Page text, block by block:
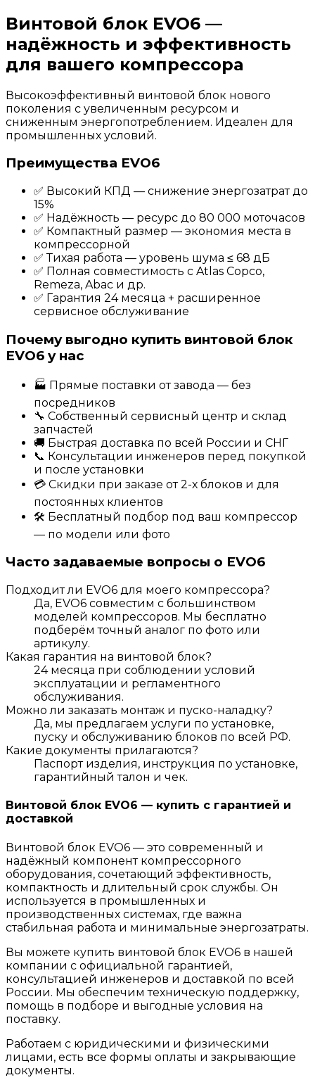
Винтовой блок EVO6 —
надёжность и эффективность
для вашего компрессора
Высокоэффективный винтовой блок нового
поколения с увеличенным ресурсом и
сниженным энергопотреблением. Идеален для
промышленных условий.
Преимущества EVO6
✅ Высокий КПД — снижение энергозатрат до
15%
✅ Надёжность — ресурс до 80 000 моточасов
✅ Компактный размер — экономия места в
компрессорной
✅ Тихая работа — уровень шума ≤ 68 дБ
✅ Полная совместимость с Atlas Copco,
Remeza, Abac и др.
✅ Гарантия 24 месяца + расширенное
сервисное обслуживание
Почему выгодно купить винтовой блок
EVO6 у нас
🏭 Прямые поставки от завода — без
посредников
🔧 Собственный сервисный центр и склад
запчастей
🚚 Быстрая доставка по всей России и СНГ
📞 Консультации инженеров перед покупкой
и после установки
💳 Скидки при заказе от 2-х блоков и для
постоянных клиентов
🛠️ Бесплатный подбор под ваш компрессор
— по модели или фото
Часто задаваемые вопросы о EVO6
Подходит ли EVO6 для моего компрессора?
Да, EVO6 совместим с большинством
моделей компрессоров. Мы бесплатно
подберём точный аналог по фото или
артикулу.
Какая гарантия на винтовой блок?
24 месяца при соблюдении условий
эксплуатации и регламентного
обслуживания.
Можно ли заказать монтаж и пуско-наладку?
Да, мы предлагаем услуги по установке,
пуску и обслуживанию блоков по всей РФ.
Какие документы прилагаются?
Паспорт изделия, инструкция по установке,
гарантийный талон и чек.
Винтовой блок EVO6 — купить с гарантией и
доставкой
Винтовой блок EVO6 — это современный и
надёжный компонент компрессорного
оборудования, сочетающий эффективность,
компактность и длительный срок службы. Он
используется в промышленных и
производственных системах, где важна
стабильная работа и минимальные энергозатраты.
Вы можете купить винтовой блок EVO6 в нашей
компании с официальной гарантией,
консультацией инженеров и доставкой по всей
России. Мы обеспечим техническую поддержку,
помощь в подборе и выгодные условия на
поставку.
Работаем с юридическими и физическими
лицами, есть все формы оплаты и закрывающие
документы.